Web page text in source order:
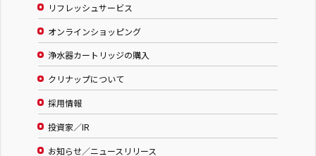
リフレッシュサービス
オンラインショッピング
浄水器カートリッジの購入
クリナップについて
採用情報
投資家／IR
お知らせ／ニュースリリース